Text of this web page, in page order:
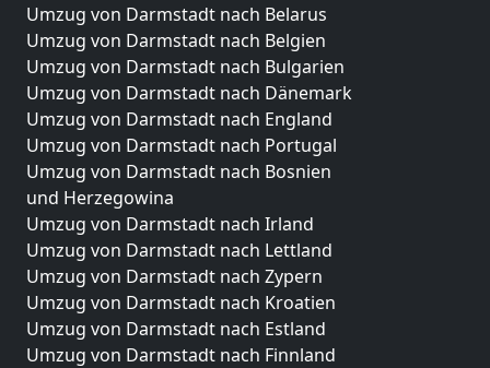
Umzug von Darmstadt nach Belarus
Umzug von Darmstadt nach Belgien
Umzug von Darmstadt nach Bulgarien
Umzug von Darmstadt nach Dänemark
Umzug von Darmstadt nach England
Umzug von Darmstadt nach Portugal
Umzug von Darmstadt nach Bosnien
und Herzegowina
Umzug von Darmstadt nach Irland
Umzug von Darmstadt nach Lettland
Umzug von Darmstadt nach Zypern
Umzug von Darmstadt nach Kroatien
Umzug von Darmstadt nach Estland
Umzug von Darmstadt nach Finnland